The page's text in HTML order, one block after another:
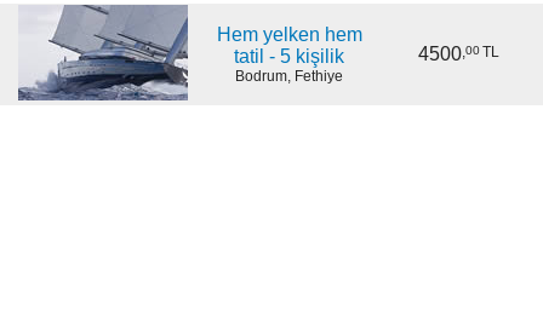
Hem yelken hem
tatil - 5 kişilik
Bodrum, Fethiye
4500,00 TL